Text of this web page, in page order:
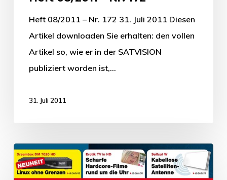
Heft 08/2011 – Nr. 172 31. Juli 2011 Diesen
Artikel downloaden Sie erhalten: den vollen
Artikel so, wie er in der SATVISION
publiziert worden ist,…
31. Juli 2011